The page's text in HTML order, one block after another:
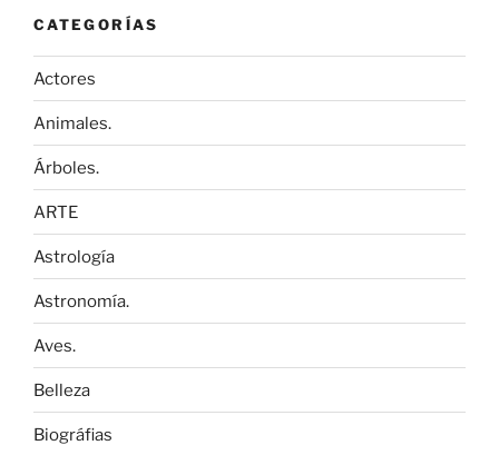
CATEGORÍAS
Actores
Animales.
Árboles.
ARTE
Astrología
Astronomía.
Aves.
Belleza
Biográfias